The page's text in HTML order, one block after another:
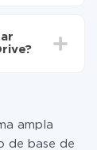
de
seus
ampla
de base de